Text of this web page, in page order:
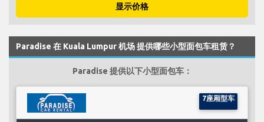
显示价格
Paradise 在 Kuala Lumpur 机场 提供哪些小型面包车租赁？
Paradise 提供以下小型面包车：
7座厢型车